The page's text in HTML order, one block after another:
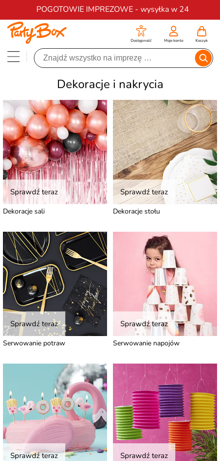
POGOTOWIE IMPREZOWE - wysyłka w 24
Darmowa dostawa na zamówienia od 200 zł
Dostępność Moje konto Koszyk
Dekoracje i nakrycia
Sprawdź teraz
Dekoracje sali
Sprawdź teraz
Dekoracje stołu
Sprawdź teraz
Serwowanie potraw
Sprawdź teraz
Serwowanie napojów
Sprawdź teraz Sprawdź teraz